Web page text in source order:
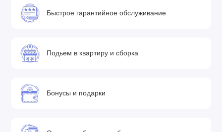
Быстрое гарантийное обслуживание
Подьем в квартиру и сборка
Бонусы и подарки